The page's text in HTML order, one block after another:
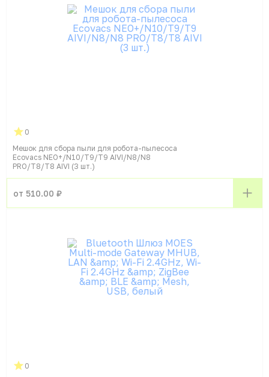
0
Мешок для сбора пыли для робота-пылесоса
Ecovacs NEO+/N10/T9/T9 AIVI/N8/N8
PRO/T8/T8 AIVI (3 шт.)
от 510.00 ₽
0